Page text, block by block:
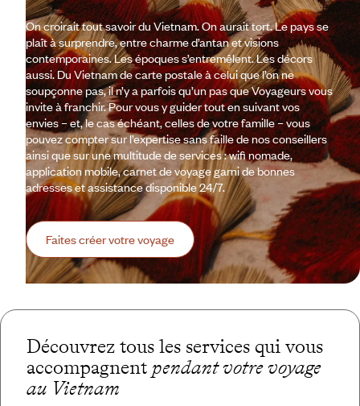
On croirait tout savoir du Vietnam. On aurait tort. Le pays se
plaît à surprendre, entre charme d’antan et visions
contemporaines. Les époques s’entremêlent. Les décors
aussi. Du Vietnam de carte postale à celui que l’on ne
soupçonne pas, il n’y a parfois qu’un pas que Voyageurs vous
invite à franchir. Pour vous y guider tout en suivant vos
envies – et, le cas échéant, celles de votre famille – vous
pouvez compter sur l’expertise sans faille de nos conseillers
ainsi que sur une multitude de services : wifi nomade,
application mobile, carnet de voyage garni de bonnes
adresses et assistance disponible 24/7.
Faites créer votre voyage
Découvrez tous les services qui vous
accompagnent pendant votre voyage
au Vietnam